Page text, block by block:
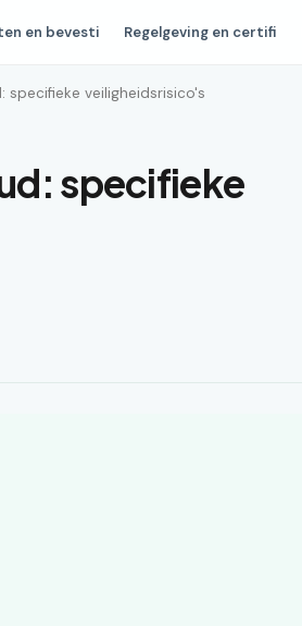
en bevesti Regelgeving en certifi
specifieke veiligheidsrisico's
specifieke